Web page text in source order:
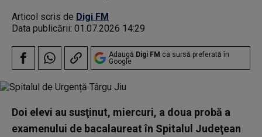
Articol scris de Digi FM
Data publicării: 01.07.2026 14:29
Adaugă Digi FM ca sursă preferată în
Google
Doi elevi au susţinut, miercuri, a doua probă a
examenului de bacalaureat în Spitalul Judeţean